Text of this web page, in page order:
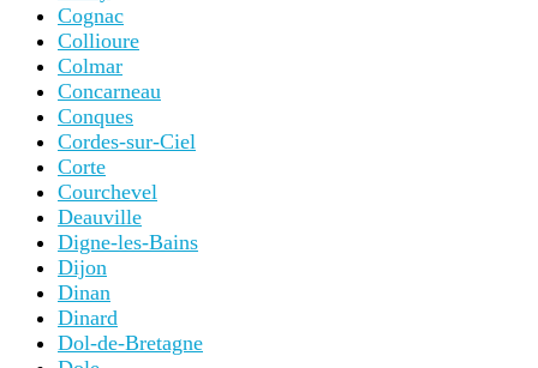
Cognac
Collioure
Colmar
Concarneau
Conques
Cordes-sur-Ciel
Corte
Courchevel
Deauville
Digne-les-Bains
Dijon
Dinan
Dinard
Dol-de-Bretagne